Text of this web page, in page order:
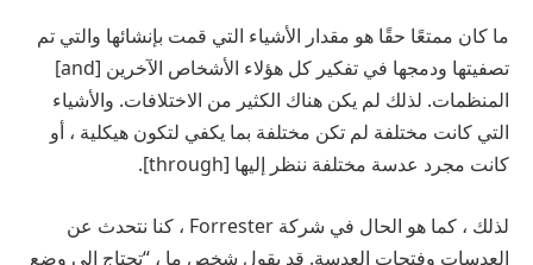
ما كان ممتعًا حقًا هو مقدار الأشياء التي قمت بإنشائها والتي تم
تصفيتها ودمجها في تفكير كل هؤلاء الأشخاص الآخرين [and]
المنظمات. لذلك لم يكن هناك الكثير من الاختلافات. والأشياء
التي كانت مختلفة لم تكن مختلفة بما يكفي لتكون هيكلية ، أو
كانت مجرد عدسة مختلفة ننظر إليها [through].
لذلك ، كما هو الحال في شركة Forrester ، كنا نتحدث عن
العدسات وفتحات العدسة. قد يقول شخص ما ، “تحتاج إلى وضع